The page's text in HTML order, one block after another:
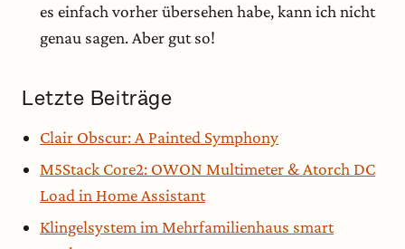
es einfach vorher übersehen habe, kann ich nicht
genau sagen. Aber gut so!
Letzte Beiträge
Clair Obscur: A Painted Symphony
M5Stack Core2: OWON Multimeter & Atorch DC
Load in Home Assistant
Klingelsystem im Mehrfamilienhaus smart